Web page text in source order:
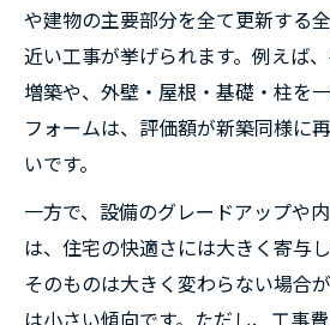
や建物の主要部分を全て更新する
近い工事が挙げられます。例えば
増築や、外壁・屋根・基礎・柱を
フォームは、評価額が新築同様に
いです。
一方で、設備のグレードアップや
は、住宅の快適さには大きく寄与
そのものは大きく変わらない場合